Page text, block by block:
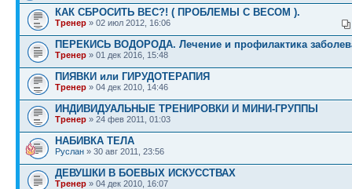
КАК СБРОСИТЬ ВЕС?! ( ПРОБЛЕМЫ С ВЕСОМ ).
Тренер » 02 июл 2012, 16:06
ПЕРЕКИСЬ ВОДОРОДА. Лечение и профилактика
Тренер » 01 дек 2016, 15:48
ПИЯВКИ или ГИРУДОТЕРАПИЯ
Тренер » 04 дек 2010, 14:46
ИНДИВИДУАЛЬНЫЕ ТРЕНИРОВКИ И МИНИ-ГРУППЫ
Тренер » 24 фев 2011, 01:03
НАБИВКА ТЕЛА
Руслан » 30 авг 2011, 23:56
ДЕВУШКИ В БОЕВЫХ ИСКУССТВАХ
Тренер » 04 дек 2010, 16:07